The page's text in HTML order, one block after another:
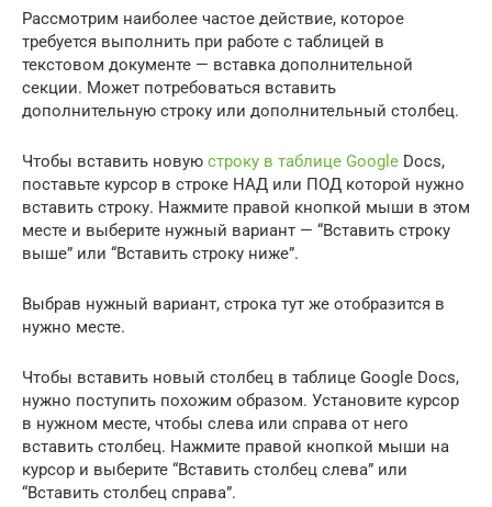
Рассмотрим наиболее частое действие, которое
требуется выполнить при работе с таблицей в
текстовом документе — вставка дополнительной
секции. Может потребоваться вставить
дополнительную строку или дополнительный столбец.
Чтобы вставить новую строку в таблице Google Docs,
поставьте курсор в строке НАД или ПОД которой нужно
вставить строку. Нажмите правой кнопкой мыши в этом
месте и выберите нужный вариант — “Вставить строку
выше” или “Вставить строку ниже”.
Выбрав нужный вариант, строка тут же отобразится в
нужно месте.
Чтобы вставить новый столбец в таблице Google Docs,
нужно поступить похожим образом. Установите курсор
в нужном месте, чтобы слева или справа от него
вставить столбец. Нажмите правой кнопкой мыши на
курсор и выберите “Вставить столбец слева” или
“Вставить столбец справа”.